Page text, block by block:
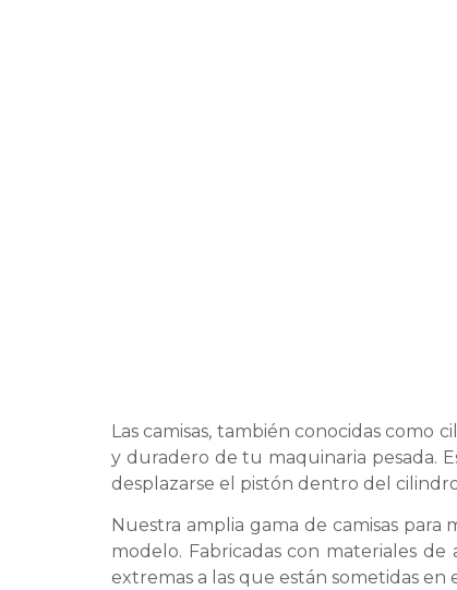
Las camisas, también conocidas
y duradero de tu maquinaria pesada.
desplazarse el pistón dentro del
Nuestra amplia gama de camisas
modelo. Fabricadas con materiales de
extremas a las que están sometidas en